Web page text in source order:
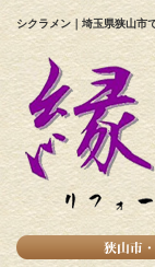
シクラメン｜埼玉県狭山市